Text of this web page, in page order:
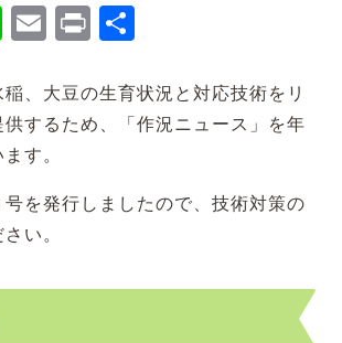
LineEmail
Print
、大豆の生育状況と対応技術をリ
するため、「作況ニュース」を年
す。
号を発行しましたので、技術対策の
い。